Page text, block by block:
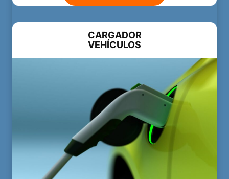
CARGADOR
VEHÍCULOS